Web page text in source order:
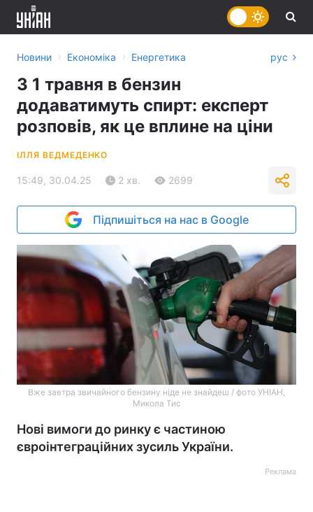
Новини › Економіка › Енергетика рус
З 1 травня в бензин
додаватимуть спирт: експерт
розповів, як це вплине на ціни
ІЛЛЯ ВЕДМЕДЕНКО
15:49, 30.04.25 2 хв. 2699
Підпишіться на нас в Google
Вже завтра звичайного бензину ніде не знайдеш / фото УНІАН,
Микола Тис
Нові вимоги до ринку є частиною
євроінтеграційних зусиль України.
Реклама